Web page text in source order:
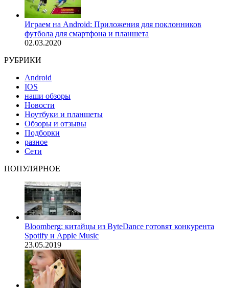
Играем на Android: Приложения для поклонников
футбола для смартфона и планшета
02.03.2020
РУБРИКИ
Android
IOS
наши обзоры
Новости
Ноутбуки и планшеты
Обзоры и отзывы
Подборки
разное
Сети
ПОПУЛЯРНОЕ
Bloomberg: китайцы из ByteDance готовят конкурента
Spotify и Apple Music
23.05.2019